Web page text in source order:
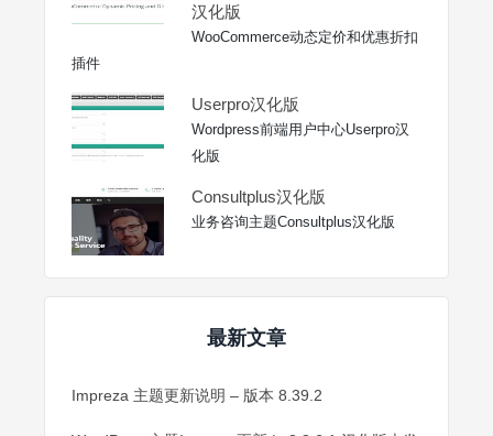
汉化版
WooCommerce动态定价和优惠折扣
插件
Userpro汉化版
Wordpress前端用户中心Userpro汉
化版
Consultplus汉化版
业务咨询主题Consultplus汉化版
最新文章
Impreza 主题更新说明 – 版本 8.39.2